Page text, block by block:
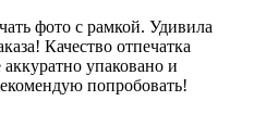
фото с рамкой. Удивила
Качество отпечатка
упаковано и
попробовать!